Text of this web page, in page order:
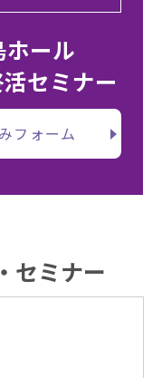
ホール
セミナー
フォーム
セミナー